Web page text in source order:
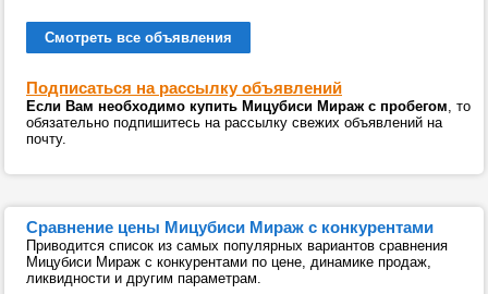
Смотреть все объявления
Подписаться на рассылку объявлений
Если Вам необходимо купить Мицубиси Мираж с пробегом, то
обязательно подпишитесь на рассылку свежих объявлений на
почту.
Сравнение цены Мицубиси Мираж с конкурентами
Приводится список из самых популярных вариантов сравнения
Мицубиси Мираж с конкурентами по цене, динамике продаж,
ликвидности и другим параметрам.